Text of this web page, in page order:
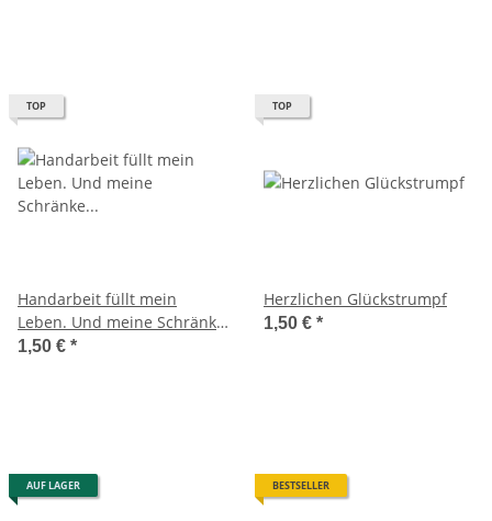
TOP
Handarbeit füllt mein
Leben. Und meine Schränke
und meine…
1,50 € *
TOP
Herzlichen Glückstrumpf
1,50 € *
AUF LAGER BESTSELLER